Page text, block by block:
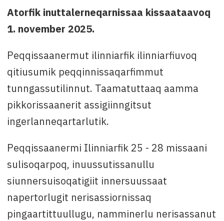
2025 12:00
Attavissaq: Marie Louise Siegstad tlf: 349972,
Atorfik inuttalerneqarnissaa kissaataavoq
1. november 2025.
Peqqissaanermut ilinniarfik ilinniarfiuvoq
qitiusumik peqqinnissaqarfimmut
tunngassutilinnut. Taamatuttaaq aamma
pikkorissaanerit assigiinngitsut
ingerlanneqartarlutik.
Peqqissaanermi Ilinniarfik 25 - 28 missaani
sulisoqarpoq, inuussutissanullu
siunnersuisoqatigiit innersuussaat
napertorlugit nerisassiornissaq
pingaartittuullugu, namminerlu nerisassanut